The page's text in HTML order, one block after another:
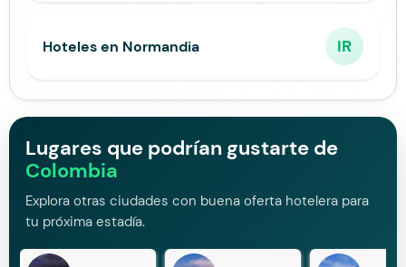
Hoteles en Normandia IR
Lugares que podrían gustarte de
Colombia
Explora otras ciudades con buena oferta hotelera para
tu próxima estadía.